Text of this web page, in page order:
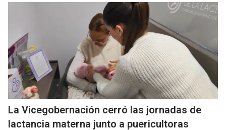
La Vicegobernación cerró las jornadas de
lactancia materna junto a puericultoras